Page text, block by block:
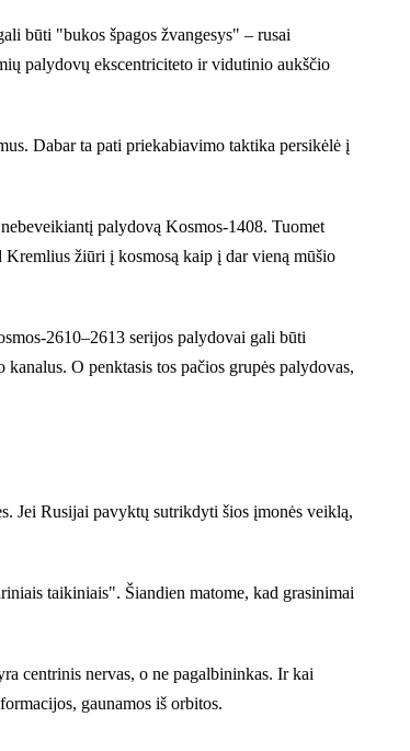
būti "bukos špagos žvangesys" – rusai
palydovų ekscentriciteto ir vidutinio aukščio
Dabar ta pati priekabiavimo taktika persikėlė į
palydovą Kosmos-1408. Tuomet
Kremlius žiūri į kosmosą kaip į dar vieną mūšio
2610–2613 serijos palydovai gali būti
O penktasis tos pačios grupės palydovas,
Jei Rusijai pavyktų sutrikdyti šios įmonės veiklą,
taikiniais". Šiandien matome, kad grasinimai
centrinis nervas, o ne pagalbininkas. Ir kai
gaunamos iš orbitos.